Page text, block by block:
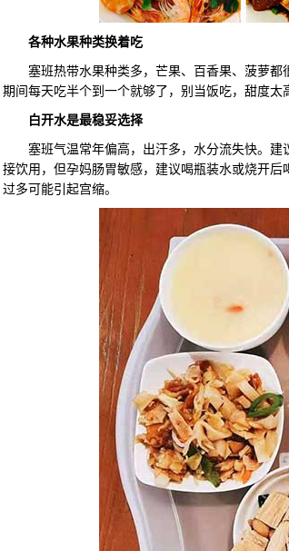
各种水果种类换着吃
塞班热带水果种类多，芒果、百香果、菠萝都
期间每天吃半个到一个就够了，别当饭吃，甜度太
白开水是最稳妥选择
塞班气温常年偏高，出汗多，水分流失快。建
接饮用，但孕妈肠胃敏感，建议喝瓶装水或烧开
过多可能引起宫缩。